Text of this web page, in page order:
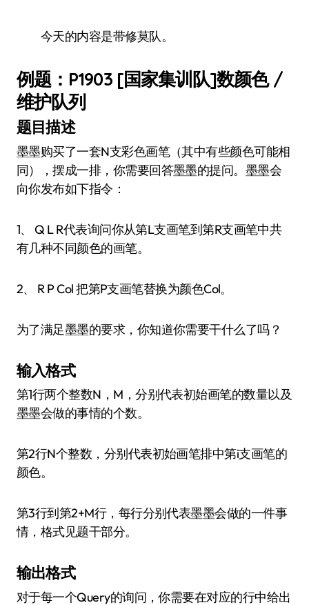
今天的内容是带修莫队。
例题：P1903 [国家集训队]数颜色 /
维护队列
题目描述
墨墨购买了一套N支彩色画笔（其中有些颜色可能相
同），摆成一排，你需要回答墨墨的提问。墨墨会
向你发布如下指令：
1、 Q L R代表询问你从第L支画笔到第R支画笔中共
有几种不同颜色的画笔。
2、 R P Col 把第P支画笔替换为颜色Col。
为了满足墨墨的要求，你知道你需要干什么了吗？
输入格式
第1行两个整数N，M，分别代表初始画笔的数量以及
墨墨会做的事情的个数。
第2行N个整数，分别代表初始画笔排中第i支画笔的
颜色。
第3行到第2+M行，每行分别代表墨墨会做的一件事
情，格式见题干部分。
输出格式
对于每一个Query的询问，你需要在对应的行中给出